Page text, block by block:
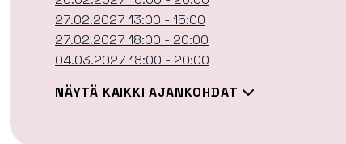
27.02.2027 13:00 - 15:00
27.02.2027 18:00 - 20:00
04.03.2027 18:00 - 20:00
NÄYTÄ KAIKKI AJANKOHDAT